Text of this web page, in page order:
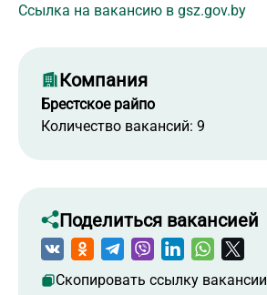
Ссылка на вакансию в gsz.gov.by
Компания
Брестское райпо
Количество вакансий: 9
Поделиться вакансией
Скопировать ссылку вакансии